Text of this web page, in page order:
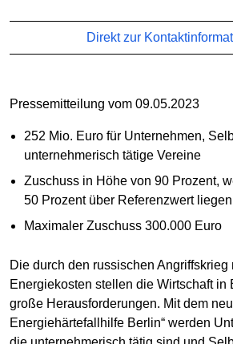
Direkt zur
Pressemitteilung vom 09.05.2023
252 Mio. Euro für Unternehmen,
unternehmerisch tätige Vereine
Zuschuss in Höhe von 90 Prozent,
50 Prozent über Referenzwert liegen
Maximaler Zuschuss 300.000 Euro
Die durch den russischen
Energiekosten stellen die Wirtschaft in
große Herausforderungen. Mit dem
Energiehärtefallhilfe Berlin“ werden